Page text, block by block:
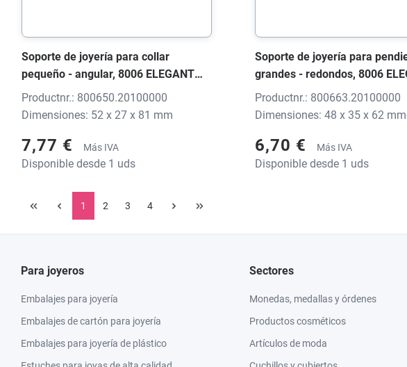
Soporte de joyería para collar
pequeño - angular, 8006 ELEGANT
Top-Soft negro, 52x27x81 mm, sin
impresión
Productnr.: 800650.20100000
Dimensiones: 52 x 27 x 81 mm
7,77 € Más IVA
Disponible desde 1 uds
Soporte de joyería para
grandes - redondos, 8006
Top-Soft negro, 48x35x62 mm,
impresión
Productnr.: 800663.20100000
Dimensiones: 48 x 35 x 62 mm
6,70 € Más IVA
Disponible desde 1 uds
1 2 3 4
Para joyeros
Embalajes para joyería
Embalajes de cartón para joyería
Embalajes para joyería de plástico
Sectores
Monedas, medallas y órdenes
Productos cosméticos
Artículos de moda